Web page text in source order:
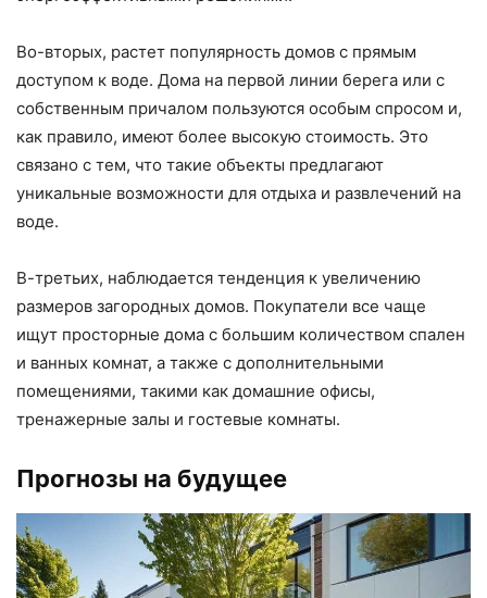
Во-вторых, растет популярность домов с прямым
доступом к воде. Дома на первой линии берега или с
собственным причалом пользуются особым спросом и,
как правило, имеют более высокую стоимость. Это
связано с тем, что такие объекты предлагают
уникальные возможности для отдыха и развлечений на
воде.
В-третьих, наблюдается тенденция к увеличению
размеров загородных домов. Покупатели все чаще
ищут просторные дома с большим количеством спален
и ванных комнат, а также с дополнительными
помещениями, такими как домашние офисы,
тренажерные залы и гостевые комнаты.
Прогнозы на будущее